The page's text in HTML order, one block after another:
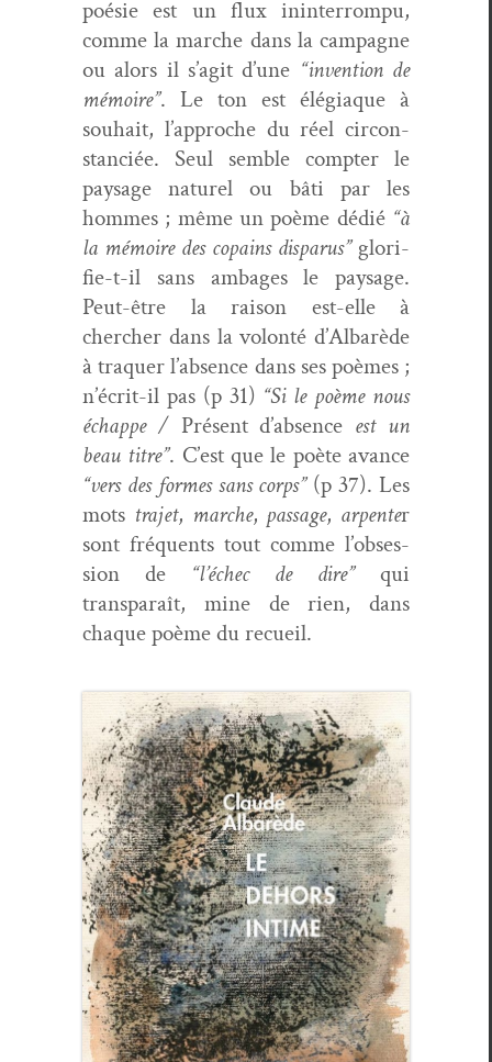
poésie est un flux inin­ter­rompu,
comme la marche dans la cam­pagne
ou alors il s’ag­it d’une “inven­tion de
mémoire”. Le ton est élé­giaque à
souhait, l’ap­proche du réel cir­con­
stan­ciée. Seul sem­ble compter le
paysage naturel ou bâti par les
hommes ; même un poème dédié “à
la mémoire des copains dis­parus”glo­ri­
fie-t-il sans ambages le paysage.
Peut-être la rai­son est-elle à
chercher dans la volon­té d’Al­barède
à tra­quer l’ab­sence dans ses poèmes ;
n’écrit-il pas (p 31) “Si le poème nous
échappe / Présent d’ab­sence est un
beau titre”. C’est que le poète avance
“vers des formes sans corps”(p 37). Les
mots tra­jet, marche, pas­sage, arpenter
sont fréquents tout comme l’ob­ses­
sion de “l’échec de dire”qui
transparaît, mine de rien, dans
chaque poème du recueil.